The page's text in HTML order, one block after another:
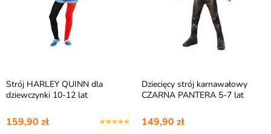
Strój HARLEY QUINN dla
dziewczynki 10-12 lat
159,90 zł
Dziecięcy strój karnawałowy
CZARNA PANTERA 5-7 lat
149,90 zł